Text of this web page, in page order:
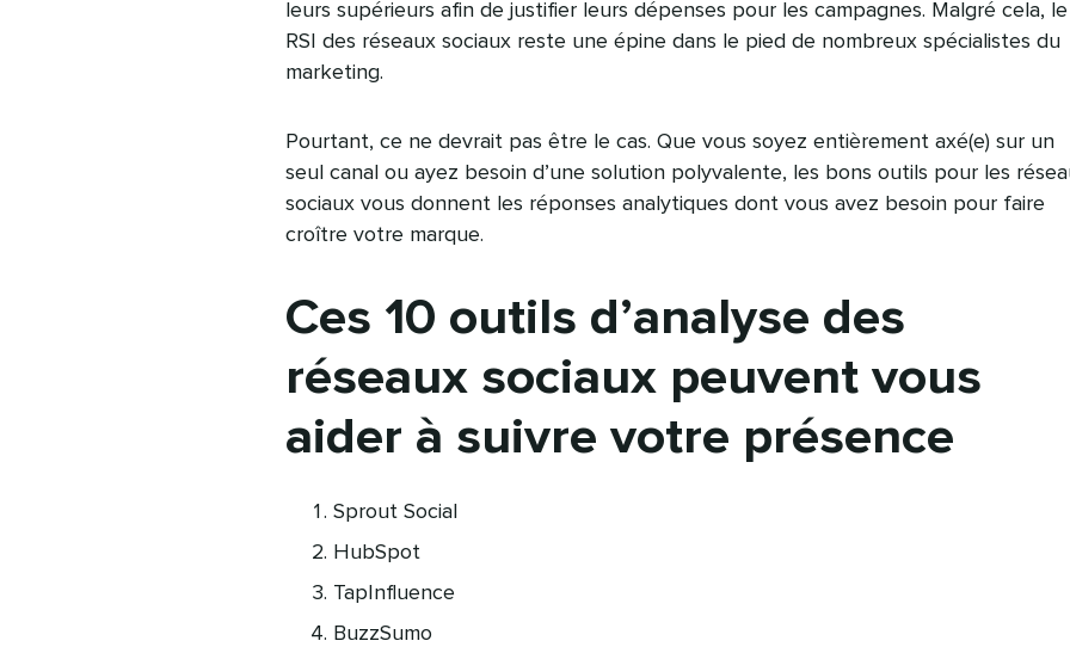
leurs supérieurs afin de justifier leurs dépenses pour les campagnes. Malgré cela, le
RSI des réseaux sociaux reste une épine dans le pied de nombreux spécialistes du
marketing.
Pourtant, ce ne devrait pas être le cas. Que vous soyez entièrement axé(e) sur un
seul canal ou ayez besoin d’une solution polyvalente, les bons outils pour les
sociaux vous donnent les réponses analytiques dont vous avez besoin pour faire
croître votre marque.
Ces 10 outils d’analyse des
réseaux sociaux peuvent vous
aider à suivre votre présence
Sprout Social
HubSpot
TapInfluence
BuzzSumo